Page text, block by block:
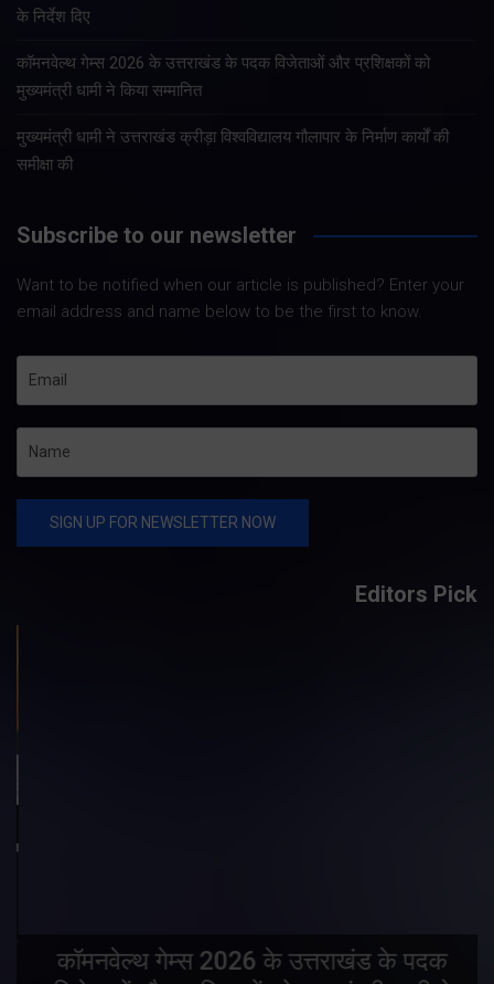
के निर्देश दिए
कॉमनवेल्थ गेम्स 2026 के उत्तराखंड के पदक विजेताओं और प्रशिक्षकों को
मुख्यमंत्री धामी ने किया सम्मानित
मुख्यमंत्री धामी ने उत्तराखंड क्रीड़ा विश्वविद्यालय गौलापार के निर्माण कार्यों की
समीक्षा की
Subscribe to our newsletter
Want to be notified when our article is published? Enter your
email address and name below to be the first to know.
Editors Pick
कॉमनवेल्थ गेम्स 2026 के उत्तराखंड के पदक